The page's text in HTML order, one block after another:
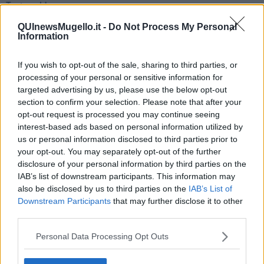
QUInewsMugello.it - Do Not Process My Personal
Information
If you wish to opt-out of the sale, sharing to third parties, or
processing of your personal or sensitive information for
targeted advertising by us, please use the below opt-out
section to confirm your selection. Please note that after your
opt-out request is processed you may continue seeing
interest-based ads based on personal information utilized by
us or personal information disclosed to third parties prior to
your opt-out. You may separately opt-out of the further
disclosure of your personal information by third parties on the
IAB’s list of downstream participants. This information may
also be disclosed by us to third parties on the IAB’s List of
Downstream Participants that may further disclose it to other
Personal Data Processing Opt Outs
Teste calde
Armiamoci e... avviatevi
Da Capodanno a Carnevale
Sor-riso amaro
Fine anno al ristorante
La festa di Capodanno
Natale 2024
Re e regnanti
A noi interessa il dito non la luna
Come rubare allo stato e vivere felici
Una performance
Il compagno
​Io (allo specchio)
Tramonto
Passato, presente, futuro
La virtù del non fare
Il giorno dei saldi
Leggendo l'Eneide
​(In)sicurezza stradale